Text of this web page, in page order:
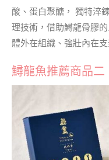
酸、蛋白聚醣， 獨特淬
理技術，借助鱘龍骨膠
體外在組織、強壯內在
鱘龍魚推薦商品